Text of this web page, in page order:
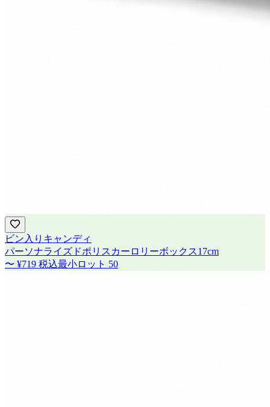
ビン入りキャンディ
パーソナライズドポリスカーロリーボックス17cm
〜 ¥719 税込最小ロット 50